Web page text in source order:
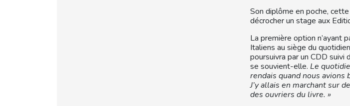
Son diplôme en poche,
décrocher un stage aux
La première option n’ayant
Italiens au siège du
poursuivra par un CDD suivi
se souvient-elle. Le
rendais quand nous avions
J’y allais en marchant sur
des ouvriers du livre. »